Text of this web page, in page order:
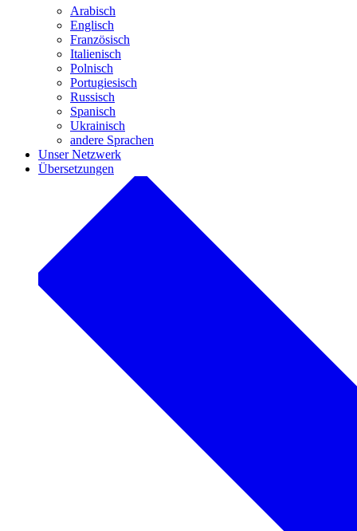
Arabisch
Englisch
Französisch
Italienisch
Polnisch
Portugiesisch
Russisch
Spanisch
Ukrainisch
andere Sprachen
Unser Netzwerk
Übersetzungen